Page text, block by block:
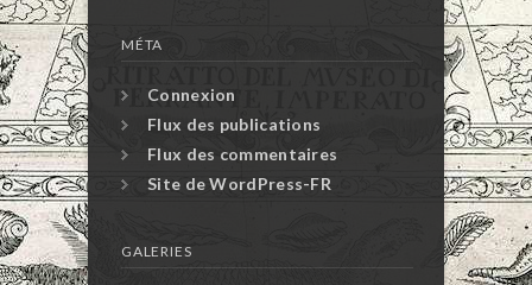
MÉTA
Connexion
Flux des publications
Flux des commentaires
Site de WordPress-FR
GALERIES